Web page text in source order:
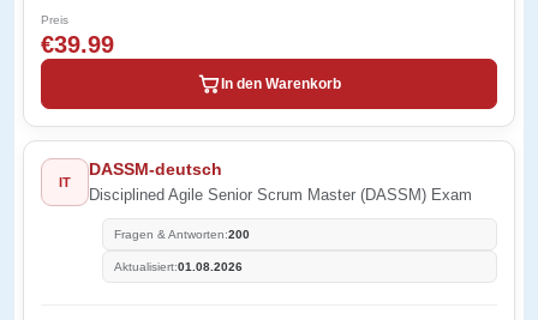
Preis
€39.99
In den Warenkorb
IT
DASSM-deutsch
Disciplined Agile Senior Scrum Master (DASSM) Exam
Fragen & Antworten:200
Aktualisiert:01.08.2026